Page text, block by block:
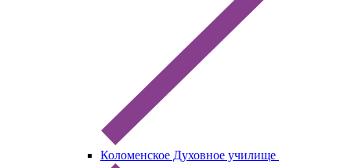
Коломенское Духовное училище